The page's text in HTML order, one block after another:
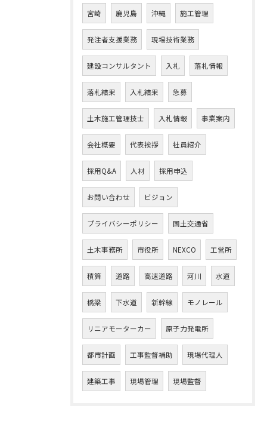
宮崎 鹿児島 沖縄 施工管理
発注者支援業務 現場技術業務
建設コンサルタント 入札 落札情報
落札結果 入札結果 急募
土木施工管理技士 入札情報 事業案内
会社概要 代表挨拶 社員紹介
採用Q&A 人材 採用申込
お問い合わせ ビジョン
プライバシーポリシー 国土交通省
土木事務所 市役所 NEXCO 工営所
積算 道路 高速道路 河川 水道
橋梁 下水道 新幹線 モノレール
リニアモーターカー 原子力発電所
都市計画 工事監督補助 現場代理人
建築工事 現場管理 現場監督